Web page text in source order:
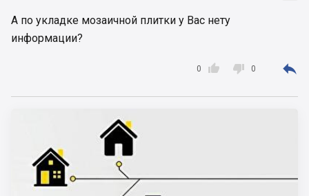
А по укладке мозаичной плитки у Вас нету
информации?

0  0 